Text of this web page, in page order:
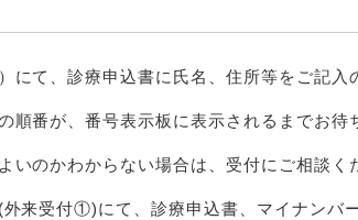
て、診療申込書に氏名、住所等をご記入
順番が、番号表示板に表示されるまでお待
のかわからない場合は、受付にご相談く
来受付①)にて、診療申込書、マイナンバ